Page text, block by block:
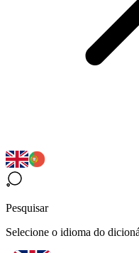
Pesquisar
Selecione o idioma do